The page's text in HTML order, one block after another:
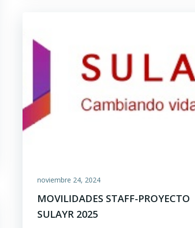
noviembre 24, 2024
MOVILIDADES STAFF-PROYECTO
SULAYR 2025